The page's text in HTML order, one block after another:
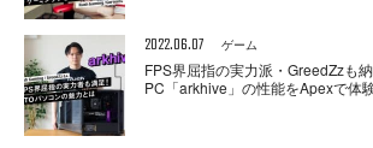
2022.06.07 ゲーム
FPS界屈指の実力派・GreedZzも
PC「arkhive」の性能をApexで体